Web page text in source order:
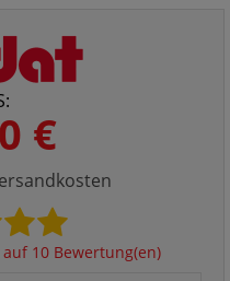
€
10 Bewertung(en)